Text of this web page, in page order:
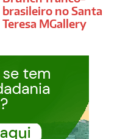
brasileiro no Santa
Teresa MGallery